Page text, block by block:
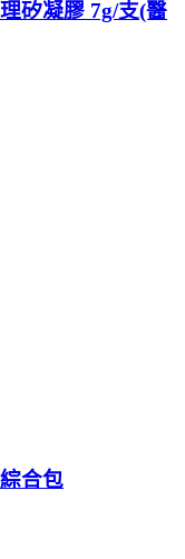
矽凝膠 7g/支(醫
合包